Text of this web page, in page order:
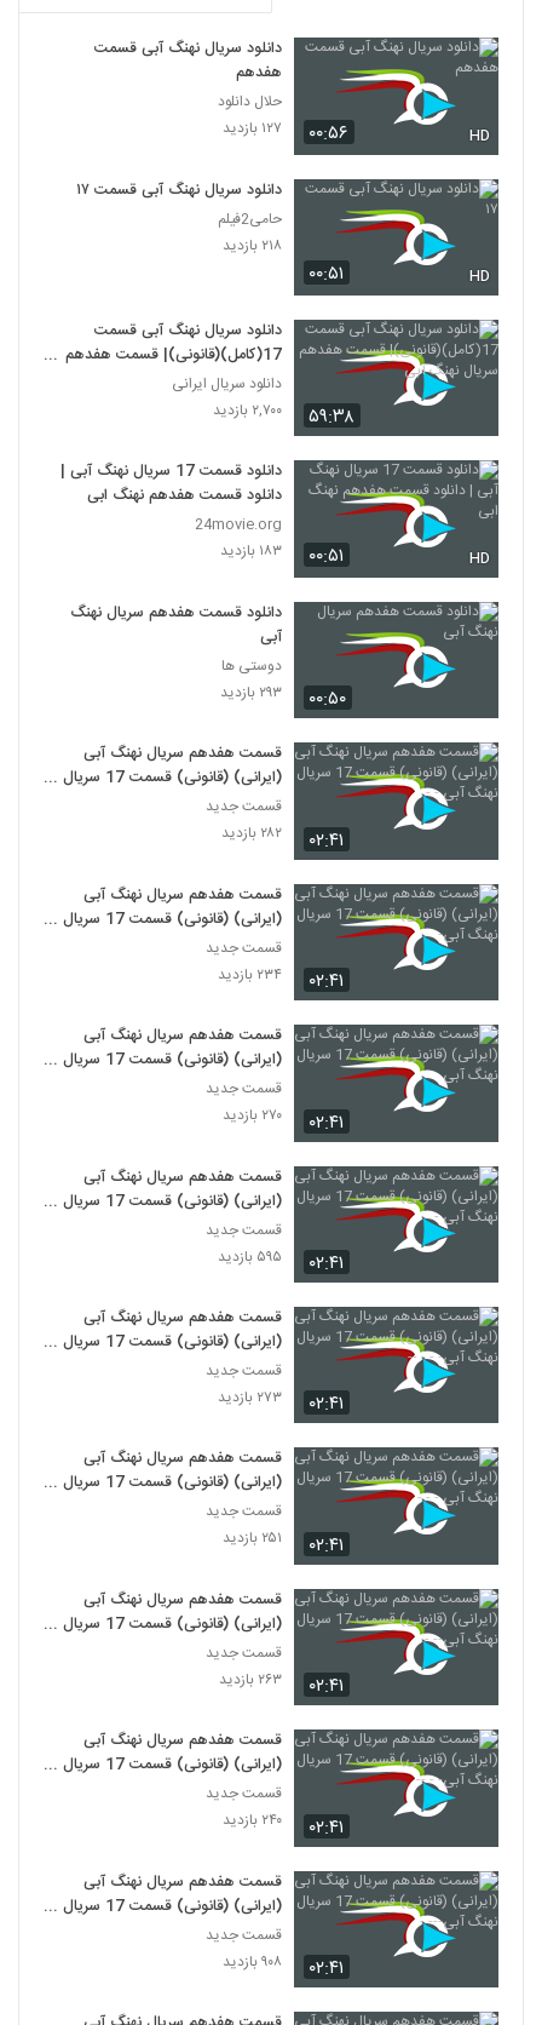
۰۰:۵۶ HD
دانلود سریال نهنگ آبی قسمت
هفدهم
حلال دانلود
۱۲۷ بازدید
۰۰:۵۱ HD
دانلود سریال نهنگ آبی قسمت ۱۷
حامی2فیلم
۲۱۸ بازدید
۵۹:۳۸
دانلود سریال نهنگ آبی قسمت
17(کامل)(قانونی)| قسمت هفدهم
سریال نهنگ آبی
دانلود سریال ایرانی
۲,۷۰۰ بازدید
۰۰:۵۱ HD
دانلود قسمت 17 سریال نهنگ آبی |
دانلود قسمت هفدهم نهنگ ابی
24movie.org
۱۸۳ بازدید
۰۰:۵۰
دانلود قسمت هفدهم سریال نهنگ
آبی
دوستی ها
۲۹۳ بازدید
۰۲:۴۱
قسمت هفدهم سریال نهنگ آبی
(ایرانی) (قانونی) قسمت 17 سریال
نهنگ آبی - -
قسمت جدید
۲۸۲ بازدید
۰۲:۴۱
قسمت هفدهم سریال نهنگ آبی
(ایرانی) (قانونی) قسمت 17 سریال
نهنگ آبی-
قسمت جدید
۲۳۴ بازدید
۰۲:۴۱
قسمت هفدهم سریال نهنگ آبی
(ایرانی) (قانونی) قسمت 17 سریال
نهنگ آبی
قسمت جدید
۲۷۰ بازدید
۰۲:۴۱
قسمت هفدهم سریال نهنگ آبی
(ایرانی) (قانونی) قسمت 17 سریال
نهنگ آبی -
قسمت جدید
۵۹۵ بازدید
۰۲:۴۱
قسمت هفدهم سریال نهنگ آبی
(ایرانی) (قانونی) قسمت 17 سریال
نهنگ آبی- - - --
قسمت جدید
۲۷۳ بازدید
۰۲:۴۱
قسمت هفدهم سریال نهنگ آبی
(ایرانی) (قانونی) قسمت 17 سریال
نهنگ آبی - - -
قسمت جدید
۲۵۱ بازدید
۰۲:۴۱
قسمت هفدهم سریال نهنگ آبی
(ایرانی) (قانونی) قسمت 17 سریال
نهنگ آبی-- -
قسمت جدید
۲۶۳ بازدید
۰۲:۴۱
قسمت هفدهم سریال نهنگ آبی
(ایرانی) (قانونی) قسمت 17 سریال
نهنگ آبی- - --
قسمت جدید
۲۴۰ بازدید
۰۲:۴۱
قسمت هفدهم سریال نهنگ آبی
(ایرانی) (قانونی) قسمت 17 سریال
نهنگ آبی--- -
قسمت جدید
۹۰۸ بازدید